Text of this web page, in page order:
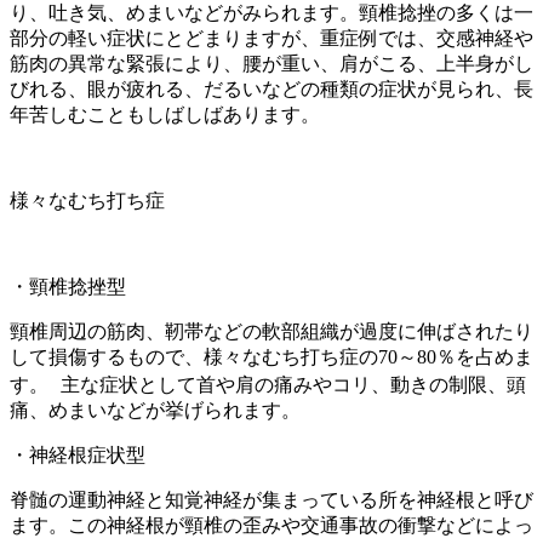
り、吐き気、めまいなどがみられます。頸椎捻挫の多くは一
部分の軽い症状にとどまりますが、重症例では、交感神経や
筋肉の異常な緊張により、腰が重い、肩がこる、上半身がし
びれる、眼が疲れる、だるいなどの種類の症状が見られ、長
年苦しむこともしばしばあります。
様々なむち打ち症
・頸椎捻挫型
頸椎周辺の筋肉、靭帯などの軟部組織が過度に伸ばされたり
して損傷するもので、様々なむち打ち症の70～80％を占めま
す。
主な症状として首や肩の痛みやコリ、動きの制限、頭
痛、めまいなどが挙げられます。
・神経根症状型
脊髄の運動神経と知覚神経が集まっている所を神経根と呼び
ます。この神経根が頸椎の歪みや交通事故の衝撃などによっ